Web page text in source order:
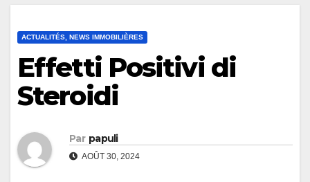
ACTUALITÉS, NEWS IMMOBILIÈRES
Effetti Positivi di
Steroidi
Par papuli
AOÛT 30, 2024